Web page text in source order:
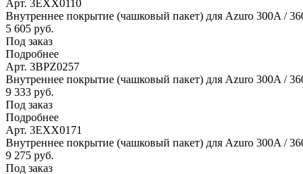
Арт. 3EXX0110
Внутреннее покрытие (чашковый пакет) для Azuro 300A /
5 605 руб.
Под заказ
Подробнее
Арт. 3BPZ0257
Внутреннее покрытие (чашковый пакет) для Azuro 300A /
9 333 руб.
Под заказ
Подробнее
Арт. 3EXX0171
Внутреннее покрытие (чашковый пакет) для Azuro 300A /
9 275 руб.
Под заказ